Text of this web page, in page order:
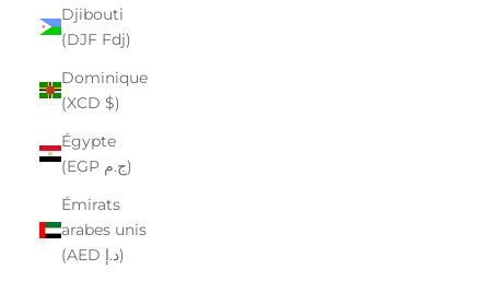
Djibouti
(DJF Fdj)
Dominique
(XCD $)
Égypte
(EGP ج.م)
Émirats
arabes unis
(AED د.إ)